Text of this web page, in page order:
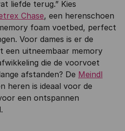
liefde terug.” Kies
Chase, een herenschoen
foam voetbed, perfect
Voor dames is er de
een uitneembaar memory
die de voorvoet
afstanden? De Meindl
heren is ideaal voor de
een ontspannen